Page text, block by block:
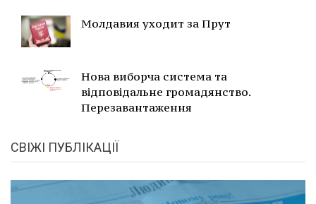
Молдавия уходит за Прут
Нова виборча система та
відповідальне громадянство.
Перезавантаження
СВІЖІ ПУБЛІКАЦІЇ